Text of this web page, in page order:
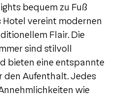
bequem zu Fuß
Hotel vereint modernen
Flair. Die
sind stilvoll
bieten eine entspannte
den Aufenthalt. Jedes
wie